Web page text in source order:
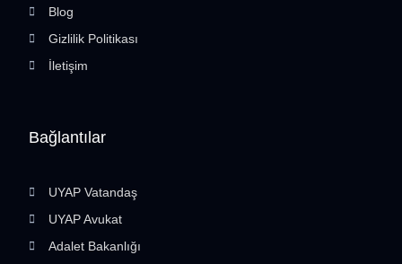
Bağlantılar
UYAP Vatandaş
UYAP Avukat
Adalet Bakanlığı
Blog
Gizlilik Politikası
İletişim